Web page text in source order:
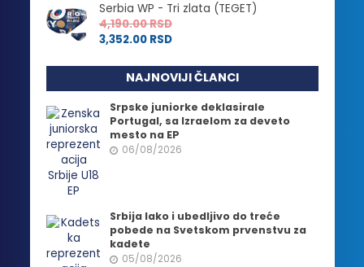
Serbia WP - Tri zlata (TEGET)
4,190.00RSD
3,352.00 RSD
NAJNOVIJI ČLANCI
Srpske juniorke deklasirale
Portugal, sa Izraelom za deveto
mesto na EP
06/08/2026
Srbija lako i ubedljivo do treće
pobede na Svetskom prvenstvu za
kadete
05/08/2026